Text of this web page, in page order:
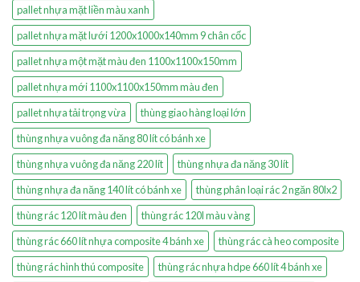
pallet nhựa mặt liền màu xanh
pallet nhựa mặt lưới 1200x1000x140mm 9 chân cốc
pallet nhựa một mặt màu đen 1100x1100x150mm
pallet nhựa mới 1100x1100x150mm màu đen
pallet nhựa tải trọng vừa
thùng giao hàng loại lớn
thùng nhựa vuông đa năng 80 lít có bánh xe
thùng nhựa vuông đa năng 220 lít
thùng nhựa đa năng 30 lít
thùng nhựa đa năng 140 lít có bánh xe
thùng phân loại rác 2 ngăn 80lx2
thùng rác 120 lít màu đen
thùng rác 120l màu vàng
thùng rác 660 lít nhựa composite 4 bánh xe
thùng rác cà heo composite
thùng rác hình thú composite
thùng rác nhựa hdpe 660 lít 4 bánh xe